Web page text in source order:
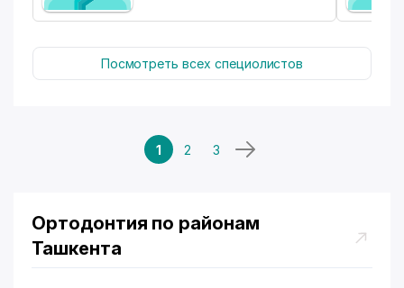
Посмотреть всех специолистов
1 2 3
Ортодонтия по районам
Ташкента